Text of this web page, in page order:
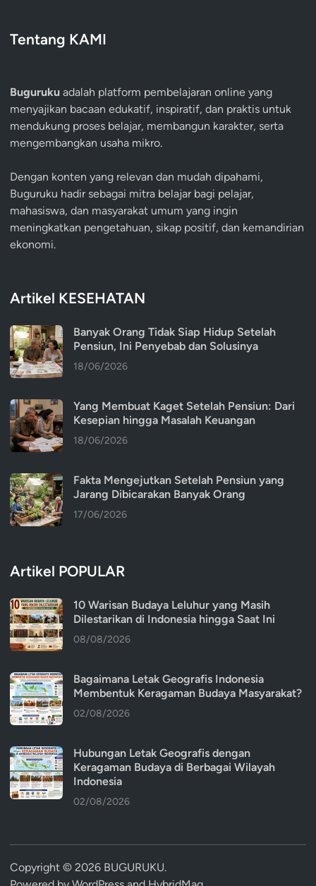
Tentang KAMI
Buguruku adalah platform pembelajaran online yang
menyajikan bacaan edukatif, inspiratif, dan praktis untuk
mendukung proses belajar, membangun karakter, serta
mengembangkan usaha mikro.
Dengan konten yang relevan dan mudah dipahami,
Buguruku hadir sebagai mitra belajar bagi pelajar,
mahasiswa, dan masyarakat umum yang ingin
meningkatkan pengetahuan, sikap positif, dan kemandirian
ekonomi.
Artikel KESEHATAN
Banyak Orang Tidak Siap Hidup Setelah
Pensiun, Ini Penyebab dan Solusinya
18/06/2026
Yang Membuat Kaget Setelah Pensiun: Dari
Kesepian hingga Masalah Keuangan
18/06/2026
Fakta Mengejutkan Setelah Pensiun yang
Jarang Dibicarakan Banyak Orang
17/06/2026
Artikel POPULAR
10 Warisan Budaya Leluhur yang Masih
Dilestarikan di Indonesia hingga Saat Ini
08/08/2026
Bagaimana Letak Geografis Indonesia
Membentuk Keragaman Budaya Masyarakat?
02/08/2026
Hubungan Letak Geografis dengan
Keragaman Budaya di Berbagai Wilayah
Indonesia
02/08/2026
Copyright © 2026 BUGURUKU.